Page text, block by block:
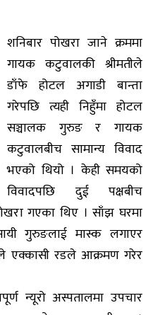
शनिबार पोखरा जाने क्रममा
गायक कटुवालकी श्रीमतीले
डाँफे होटल अगाडी बान्ता
गरेपछि त्यही निहुँमा होटल
सञ्चालक गुरुङ र गायक
कटुवालबीच सामान्य विवाद
भएको थियो । केही समयको
विवादपछि दुई पक्षबीच
गएका थिए । साँझ घरमा
गुरुङलाई मास्क लगाएर
एक्कासी रडले आक्रमण गरेर
न्यूरो अस्पतालमा उपचार